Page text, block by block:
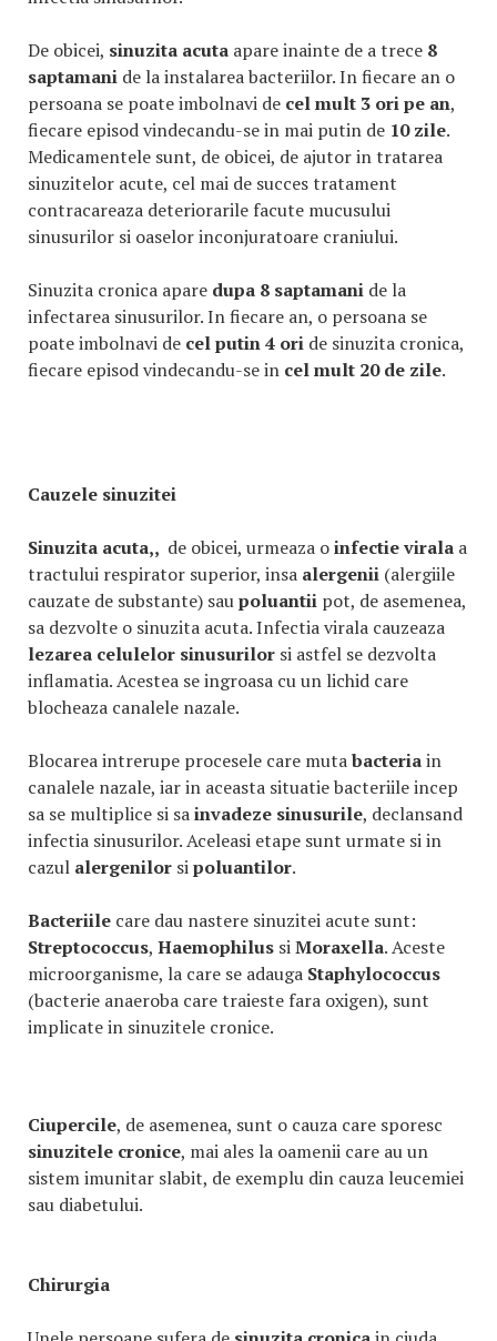
De obicei, sinuzita acuta apare inainte de a trece 8
saptamani de la instalarea bacteriilor. In fiecare an o
persoana se poate imbolnavi de cel mult 3 ori pe an,
fiecare episod vindecandu-se in mai putin de 10 zile.
Medicamentele sunt, de obicei, de ajutor in tratarea
sinuzitelor acute, cel mai de succes tratament
contracareaza deteriorarile facute mucusului
sinusurilor si oaselor inconjuratoare craniului.
Sinuzita cronica apare dupa 8 saptamani de la
infectarea sinusurilor. In fiecare an, o persoana se
poate imbolnavi de cel putin 4 ori de sinuzita cronica,
fiecare episod vindecandu-se in cel mult 20 de zile.
Cauzele sinuzitei
Sinuzita acuta,, de obicei, urmeaza oinfectie virala a
tractului respirator superior, insa alergenii (alergiile
cauzate de substante) saupoluantii pot, de asemenea,
sa dezvolte o sinuzita acuta. Infectia virala cauzeaza
lezarea celulelor sinusurilor si astfel se dezvolta
inflamatia. Acestea se ingroasa cu un lichid care
blocheaza canalele nazale.
Blocarea intrerupe procesele care mutabacteriain
canalele nazale, iar in aceasta situatie bacteriile incep
sa se multiplice si sainvadeze sinusurile, declansand
infectia sinusurilor. Aceleasi etape sunt urmate si in
cazul alergenilor sipoluantilor.
Bacteriile care dau nastere sinuzitei acute sunt:
Streptococcus, Haemophilus siMoraxella. Aceste
microorganisme, la care se adauga Staphylococcus
(bacterie anaeroba care traieste fara oxigen), sunt
implicate in sinuzitele cronice.
Ciupercile, de asemenea, sunt o cauza care sporesc
sinuzitele cronice, mai ales la oamenii care au un
sistem imunitar slabit, de exemplu din cauza leucemiei
sau diabetului.
Chirurgia